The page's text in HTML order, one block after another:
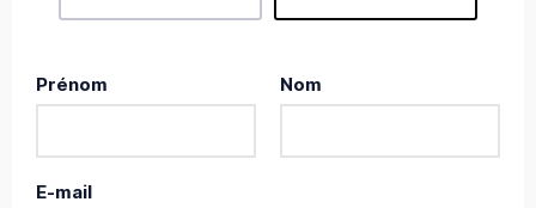
Prénom Nom
E-mail